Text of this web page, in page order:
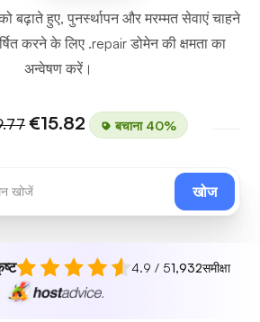
बढ़ाते हुए, पुनर्स्थापन और मरम्मत सेवाएं चाहने
करने के लिए .repair डोमेन की क्षमता का
अन्वेषण करें।
€15.82 बचाना 40%
खोज
4.9 / 51,932समीक्षा